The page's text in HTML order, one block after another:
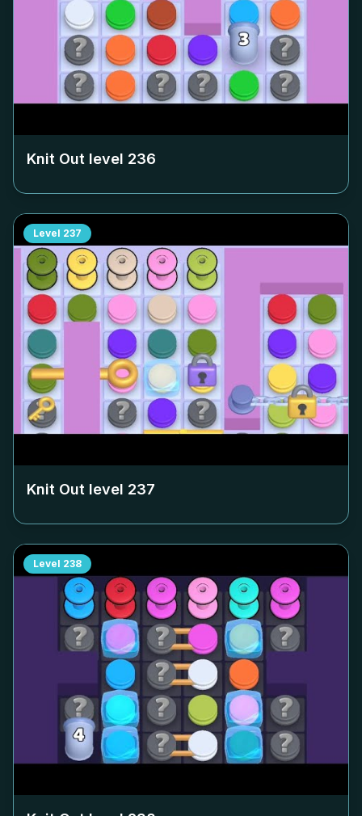
Knit Out level 236
Level 237
Knit Out level 237
Level 238